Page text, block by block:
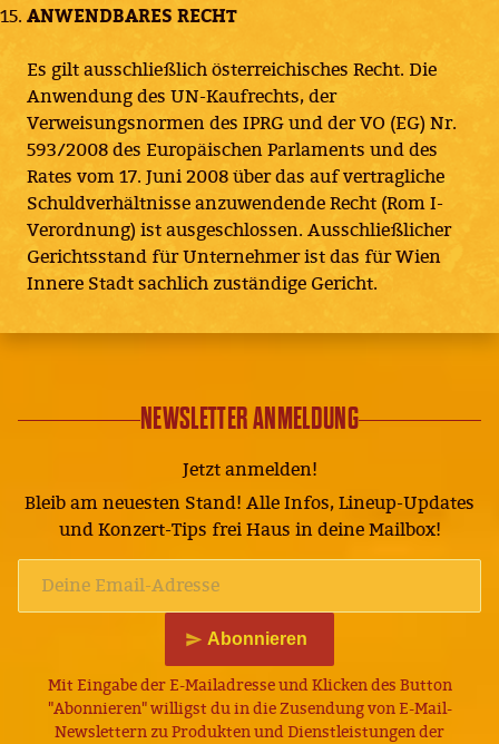
ANWENDBARES RECHT
Es gilt ausschließlich österreichisches Recht. Die
Anwendung des UN-Kaufrechts, der
Verweisungsnormen des IPRG und der VO (EG) Nr.
593/2008 des Europäischen Parlaments und des
Rates vom 17. Juni 2008 über das auf vertragliche
Schuldverhältnisse anzuwendende Recht (Rom I-
Verordnung) ist ausgeschlossen. Ausschließlicher
Gerichtsstand für Unternehmer ist das für Wien
Innere Stadt sachlich zuständige Gericht.
NEWSLETTER ANMELDUNG
Jetzt anmelden!
Bleib am neuesten Stand! Alle Infos, Lineup-Updates
und Konzert-Tips frei Haus in deine Mailbox!
Abonnieren
Mit Eingabe der E-Mailadresse und Klicken des Button
"Abonnieren" willigst du in die Zusendung von E-Mail-
Newslettern zu Produkten und Dienstleistungen der